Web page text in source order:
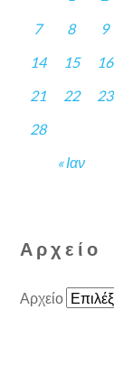
« Ιαν
7
8 9
14
15 16
21
22 23
28
Αρχείο
Αρχείο